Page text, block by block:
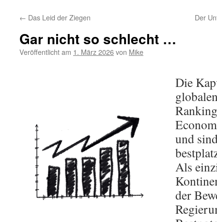
← Das Leid der Ziegen Der
Gar nicht so schlecht …
Veröffentlicht am 1. März 2026von Mike
Die
und
Als
der